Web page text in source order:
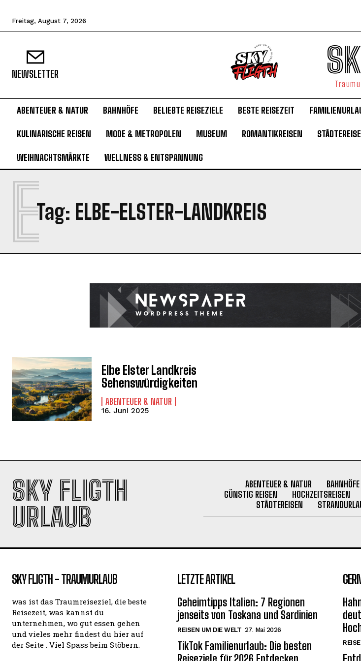
I WANT IN
Privacy Policy.
Freitag, August 7, 2026
NEWSLETTER
ABENTEUER & NATUR BAHNHÖFE BELIEBTE REISEZIELE BESTE REISEZEIT
KULINARISCHE REISEN MODE & METROPOLEN MUSEUM ROMANTIKREISEN
WEIHNACHTSMÄRKTE WELLNESS & ENTSPANNUNG
Tag: ELBE-ELSTER-LANDKREIS
E
Elbe Elster Landkreis
Sehenswürdigkeiten
ABENTEUER & NATUR
16. Juni 2025
SKY FLIGTH
URLAUB
ABENTEUER & NATUR BAHNHÖFE
GÜNSTIG REISEN
HOCHZEITSREISEN
STÄDTEREISEN
SKY FLIGTH - TRAUMURLAUB
was ist das Traumreiseziel, die beste
Reisezeit, was kannst du
unternehmen, wo gut essen gehen
und vieles mehr findest du hier auf
der Seite . Viel Spass beim Stöbern.
LETZTE ARTIKEL
Geheimtipps Italien: 7 Regionen
jenseits von Toskana und Sardinien
REISEN UM DIE WELT 27. Mai 2026
TikTok Familienurlaub: Die besten